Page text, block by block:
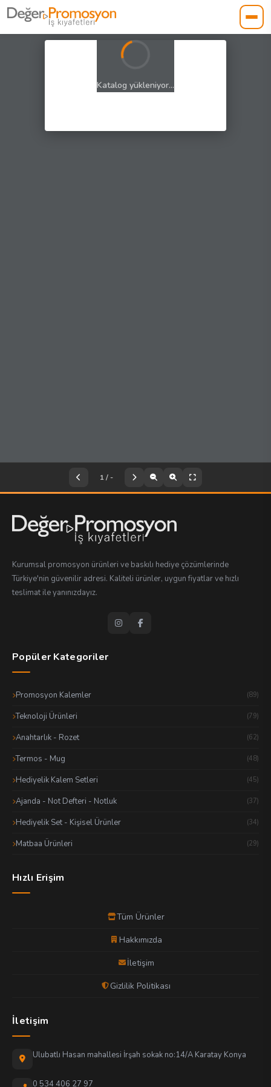
Katalog yükleniyor...
1/-
Katalog
İndiriliyor
Kurumsal promosyon ürünleri ve baskılı hediye çözümlerinde
Türkiye'nin güvenilir adresi. Kaliteli ürünler, uygun fiyatlar ve hızlı
teslimat ile yanınızdayız.
Popüler Kategoriler
Promosyon Kalemler (89)
Teknoloji Ürünleri (79)
Anahtarlık - Rozet (62)
Termos - Mug (48)
Hediyelik Kalem Setleri (45)
Ajanda - Not Defteri - Notluk (37)
Hediyelik Set - Kişisel Ürünler (34)
Matbaa Ürünleri (29)
Hızlı Erişim
Tüm Ürünler
Hakkımızda
İletişim
Gizlilik Politikası
İletişim
Ulubatlı Hasan mahallesi İrşah sokak no:14/A Karatay Konya
0 534 406 27 97